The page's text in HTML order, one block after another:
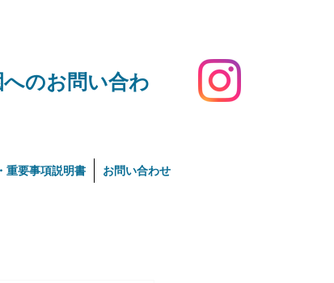
のお問い合わ
重要事項説明書 お問い合わせ